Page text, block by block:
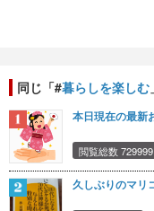
同じ「#暮らしを楽しむ
本日現在の最新
閲覧総数 729999
久しぶりのマリ